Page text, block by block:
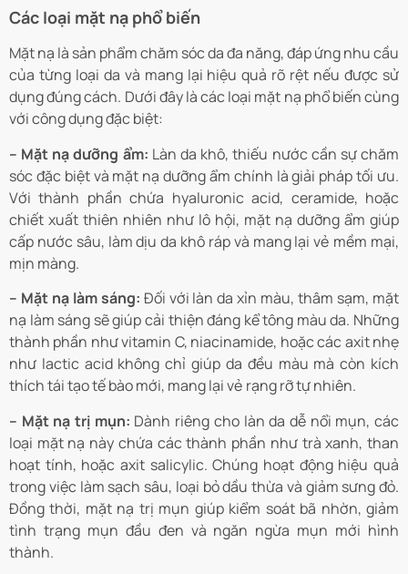
Các loại mặt nạ phổ biến
Mặt nạ là sản phẩm chăm sóc da đa năng, đáp ứng nhu cầu
của từng loại da và mang lại hiệu quả rõ rệt nếu được sử
dụng đúng cách. Dưới đây là các loại mặt nạ phổ biến cùng
với công dụng đặc biệt:
– Mặt nạ dưỡng ẩm: Làn da khô, thiếu nước cần sự chăm
sóc đặc biệt và mặt nạ dưỡng ẩm chính là giải pháp tối ưu.
Với thành phần chứa hyaluronic acid, ceramide, hoặc
chiết xuất thiên nhiên như lô hội, mặt nạ dưỡng ẩm giúp
cấp nước sâu, làm dịu da khô ráp và mang lại vẻ mềm mại,
mịn màng.
– Mặt nạ làm sáng: Đối với làn da xỉn màu, thâm sạm, mặt
nạ làm sáng sẽ giúp cải thiện đáng kể tông màu da. Những
thành phần nhưvitamin C, niacinamide, hoặc các axit nhẹ
như lactic acidkhông chỉ giúp da đều màu mà còn kích
thích tái tạo tế bào mới, mang lại vẻ rạng rỡ tự nhiên.
– Mặt nạ trị mụn: Dành riêng cho làn da dễ nổi mụn, các
loại mặt nạ này chứa các thành phần như trà xanh,than
hoạt tính, hoặcaxit salicylic. Chúng hoạt động hiệu quả
trong việc làm sạch sâu, loại bỏ dầu thừa và giảm sưng đỏ.
Đồng thời, mặt nạ trị mụn giúp kiểm soát bã nhờn, giảm
tình trạng mụn đầu đen và ngăn ngừa mụn mới hình
thành.